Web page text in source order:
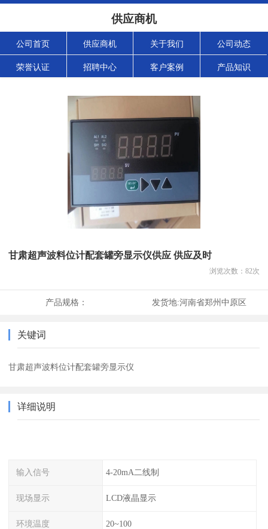
供应商机
公司首页 供应商机 关于我们 公司动态
荣誉认证 招聘中心 客户案例 产品知识
甘肃超声波料位计配套罐旁显示仪供应 供应及时
浏览次数： 82次
产品规格： 发货地:河南省郑州中原区
关键词
甘肃超声波料位计配套罐旁显示仪
详细说明
输入信号 4-20mA二线制
现场显示 LCD液晶显示
环境温度 20~100